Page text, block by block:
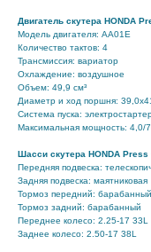
Двигатель скутера HONDA
Модель двигателя: AA01E
Количество тактов: 4
Трансмиссия: вариатор
Охлаждение: воздушное
Объем: 49,9 см³
Диаметр и ход поршня:
Система пуска:
Максимальная мощность: 4,0/
Шасси скутера HONDA Press
Передняя подвеска:
Задняя подвеска: маятниковая
Тормоз передний: барабанный
Тормоз задний: барабанный
Переднее колесо: 2.25-17 33L
Заднее колесо: 2.50-17 38L